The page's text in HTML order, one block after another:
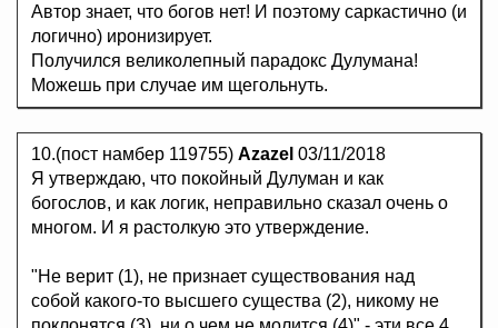
Автор знает, что богов нет! И поэтому саркастично (и
логично) иронизирует.
Получился великолепный парадокс Дулумана!
Можешь при случае им щегольнуть.
10.(пост намбер 119755) Azazel 03/11/2018
Я утверждаю, что покойный Дулуман и как
богослов, и как логик, неправильно сказал очень о
многом. И я растолкую это утверждение.
"Не верит (1), не признает существования над
собой какого-то высшего существа (2), никому не